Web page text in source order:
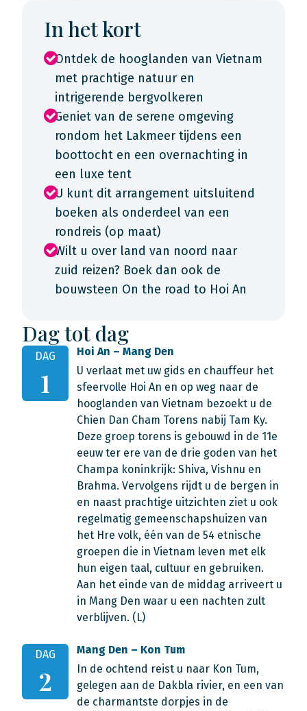
In het kort
Ontdek de hooglanden van Vietnam
met prachtige natuur en
intrigerende bergvolkeren
Geniet van de serene omgeving
rondom het Lakmeer tijdens een
boottocht en een overnachting in
een luxe tent
U kunt dit arrangement uitsluitend
boeken als onderdeel van een
rondreis (op maat)
Wilt u over land van noord naar
zuid reizen? Boek dan ook de
bouwsteen On the road to Hoi An
Dag tot dag
DAG
1
Hoi An – Mang Den
U verlaat met uw gids en chauffeur het
sfeervolle Hoi An en op weg naar de
hooglanden van Vietnam bezoekt u de
Chien Dan Cham Torens nabij Tam Ky.
Deze groep torens is gebouwd in de 11e
eeuw ter ere van de drie goden van het
Champa koninkrijk: Shiva, Vishnu en
Brahma. Vervolgens rijdt u de bergen in
en naast prachtige uitzichten ziet u ook
regelmatig gemeenschapshuizen van
het Hre volk, één van de 54 etnische
groepen die in Vietnam leven met elk
hun eigen taal, cultuur en gebruiken.
Aan het einde van de middag arriveert u
in Mang Den waar u een nachten zult
verblijven. (L)
DAG
2
Mang Den – Kon Tum
In de ochtend reist u naar Kon Tum,
gelegen aan de Dakbla rivier, en een van
de charmantste dorpjes in de